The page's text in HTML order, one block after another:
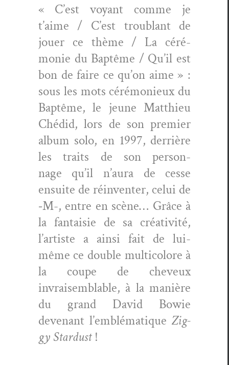
« C’est voy­ant comme je
t’aime / C’est trou­blant de
jouer ce thème / La céré­
monie du Bap­tême / Qu’il est
bon de faire ce qu’on aime » :
sous les mots céré­monieux du
Bap­tême, le jeune Matthieu
Ché­did, lors de son pre­mier
album solo, en 1997, der­rière
les traits de son per­son­
nage qu’il n’aura de cesse
ensuite de réin­ven­ter, celui de
‑M-, entre en scène… Grâce à
la fan­taisie de sa créa­tiv­ité,
l’artiste a ain­si fait de lui-
même ce dou­ble mul­ti­col­ore à
la coupe de cheveux
invraisem­blable, à la manière
du grand David Bowie
devenant l’emblématique Zig­
gy Star­dust !